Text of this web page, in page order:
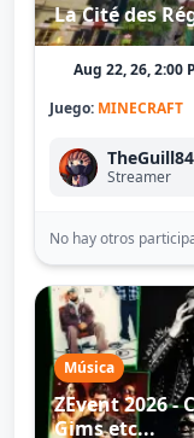
La Cité des
Aug 22, 26, 2:00
Juego: MINECRAFT
TheGuill84
Streamer
No hay otros
Música
ZEvent 2026 -
Gims etc...